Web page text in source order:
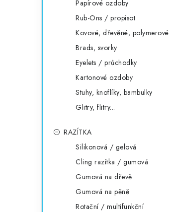
Papírové ozdoby
Rub-Ons / propisot
Kovové, dřevěné, polymerové
Brads, svorky
Eyelets / průchodky
Kartonové ozdoby
Stuhy, knoflíky, bambulky
Glitry, flitry...
RAZÍTKA
Silikonová / gelová
Cling razítka / gumová
Gumová na dřevě
Gumová na pěně
Rotační / multifunkční